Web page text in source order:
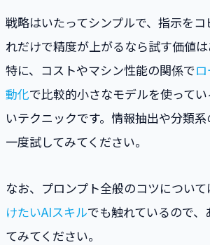
戦略はいたってシンプルで、指示を
れだけで精度が上がるなら試す価値は
特に、コストやマシン性能の関係で
動化で比較的小さなモデルを使って
いテクニックです。情報抽出や分類
一度試してみてください。
なお、プロンプト全般のコツについて
けたいAIスキルでも触れているので
てみてください。